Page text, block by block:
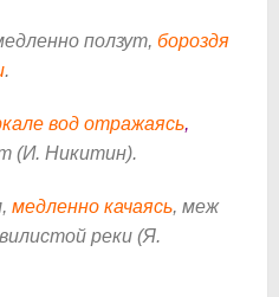
ползут, бороздя
.
вод отражаясь,
(И. Никитин).
медленно качаясь, меж
реки (Я.